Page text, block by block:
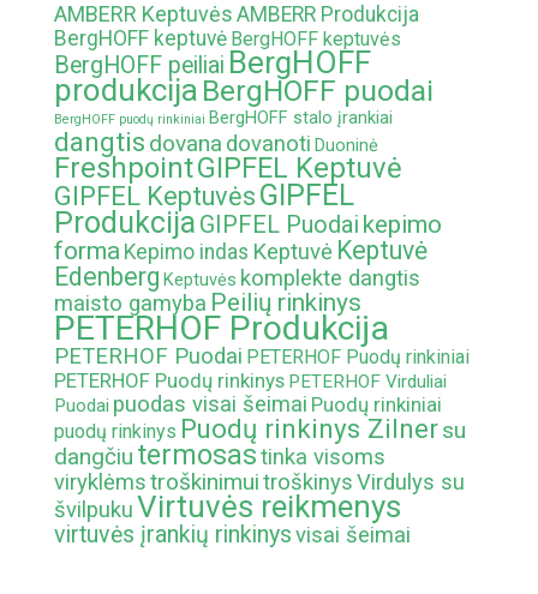
AMBERR Keptuvės AMBERR Produkcija
BergHOFF keptuvė BergHOFF keptuvės
BergHOFF peiliai BergHOFF
produkcija BergHOFF puodai
BergHOFF puodų rinkiniai BergHOFF stalo įrankiai
dangtis dovana dovanoti Duoninė
FreshpointGIPFEL Keptuvė
GIPFEL Keptuvės GIPFEL
Produkcija GIPFEL Puodai kepimo
forma Kepimo indas Keptuvė Keptuvė
Edenberg Keptuvės komplekte dangtis
maisto gamyba Peilių rinkinys
PETERHOF Produkcija
PETERHOF Puodai PETERHOF Puodų rinkiniai
PETERHOF Puodų rinkinys PETERHOF Virduliai
Puodai puodas visai šeimai Puodų rinkiniai
puodų rinkinys Puodų rinkinys Zilnersu
dangčiu termosastinka visoms
viryklėmstroškinimuitroškinysVirdulys su
švilpukuVirtuvės reikmenys
virtuvės įrankių rinkinysvisai šeimai